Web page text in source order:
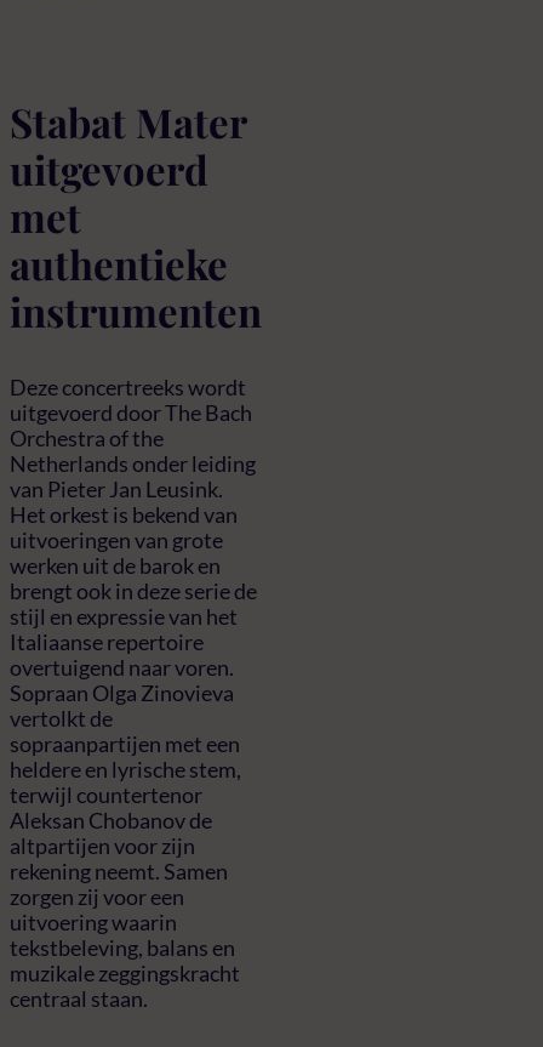
Stabat Mater
uitgevoerd
met
authentieke
instrumenten
Deze concertreeks wordt
uitgevoerd door The Bach
Orchestra of the
Netherlands onder leiding
van Pieter Jan Leusink.
Het orkest is bekend van
uitvoeringen van grote
werken uit de barok en
brengt ook in deze serie de
stijl en expressie van het
Italiaanse repertoire
overtuigend naar voren.
Sopraan Olga Zinovieva
vertolkt de
sopraanpartijen met een
heldere en lyrische stem,
terwijl countertenor
Aleksan Chobanov de
altpartijen voor zijn
rekening neemt. Samen
zorgen zij voor een
uitvoering waarin
tekstbeleving, balans en
muzikale zeggingskracht
centraal staan.